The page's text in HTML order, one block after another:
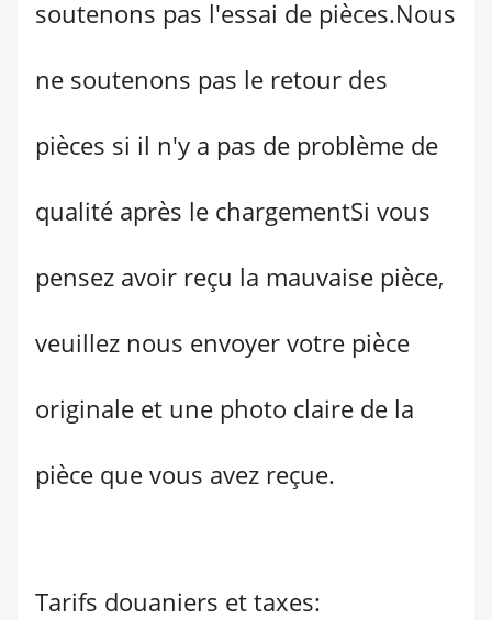
soutenons pas l'essai de pièces.Nous
ne soutenons pas le retour des
pièces si il n'y a pas de problème de
qualité après le chargementSi vous
pensez avoir reçu la mauvaise pièce,
veuillez nous envoyer votre pièce
originale et une photo claire de la
pièce que vous avez reçue.
Tarifs douaniers et taxes: